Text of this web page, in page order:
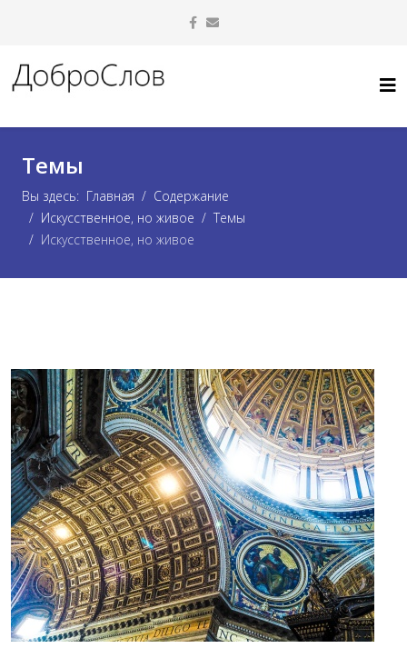
Темы
Вы здесь: Главная
Содержание
Искусственное, но живое
Темы
Искусственное, но живое